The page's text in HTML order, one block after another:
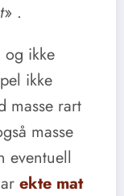
» .
og ikke
ikke
masse rart
masse
eventuell
ekte mat